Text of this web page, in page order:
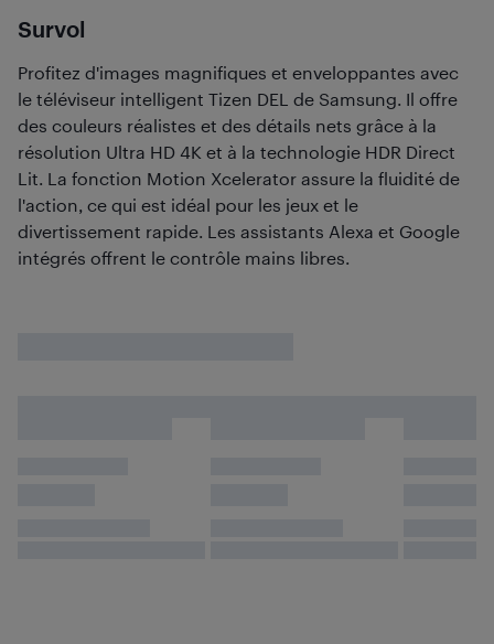
Survol
Profitez d'images magnifiques et enveloppantes avec
le téléviseur intelligent Tizen DEL de Samsung. Il offre
des couleurs réalistes et des détails nets grâce à la
résolution Ultra HD 4K et à la technologie HDR Direct
Lit. La fonction Motion Xcelerator assure la fluidité de
l'action, ce qui est idéal pour les jeux et le
divertissement rapide. Les assistants Alexa et Google
intégrés offrent le contrôle mains libres.